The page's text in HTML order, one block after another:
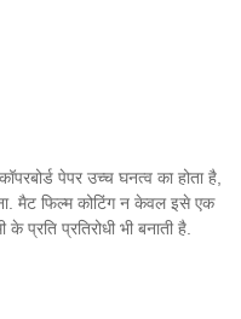
पेपर उच्च घनत्व का होता है,
मैट फिल्म कोटिंग न केवल इसे एक
प्रतिरोधी भी बनाती है.